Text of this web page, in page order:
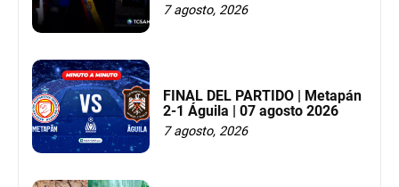
7 agosto, 2026
FINAL DEL PARTIDO | Metapán
2-1 Águila | 07 agosto 2026
7 agosto, 2026